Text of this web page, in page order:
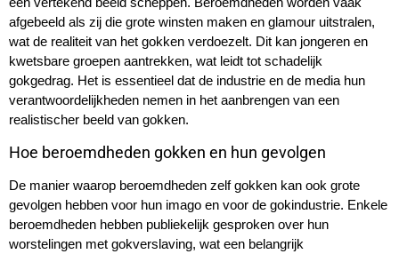
afgebeeld als zij die grote winsten maken en glamour uitstralen,
wat de realiteit van het gokken verdoezelt. Dit kan jongeren en
kwetsbare groepen aantrekken, wat leidt tot schadelijk
gokgedrag. Het is essentieel dat de industrie en de media hun
verantwoordelijkheden nemen in het aanbrengen van een
realistischer beeld van gokken.
Hoe beroemdheden gokken en hun gevolgen
De manier waarop beroemdheden zelf gokken kan ook grote
gevolgen hebben voor hun imago en voor de gokindustrie. Enkele
beroemdheden hebben publiekelijk gesproken over hun
worstelingen met gokverslaving, wat een belangrijk